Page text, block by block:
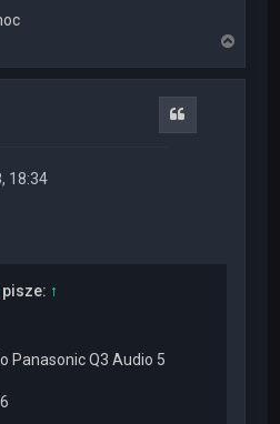
g
18:34
pisze: ↑
Panasonic Q3 Audio 5